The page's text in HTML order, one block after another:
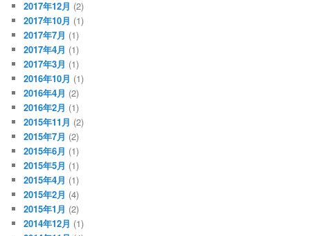
2017年12月 (2)
2017年10月 (1)
2017年7月 (1)
2017年4月 (1)
2017年3月 (1)
2016年10月 (1)
2016年4月 (2)
2016年2月 (1)
2015年11月 (2)
2015年7月 (2)
2015年6月 (1)
2015年5月 (1)
2015年4月 (1)
2015年2月 (4)
2015年1月 (2)
2014年12月 (1)